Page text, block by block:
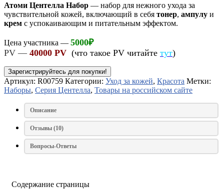
Атоми Центелла Набор — набор для нежного ухода за
чувствительной кожей, включающий в себя тонер, ампулу и
крем с успокаивающим и питательным эффектом.
Цена участника — 5000₽
PV — 40000 PV (что такое PV читайте тут)
Зарегистрируйтесь для покупки!
Артикул: R00759 Категории: Уход за кожей, Красота Метки:
Наборы, Серия Центелла, Товары на российском сайте
Описание
Отзывы (10)
Вопросы-Ответы
Содержание страницы